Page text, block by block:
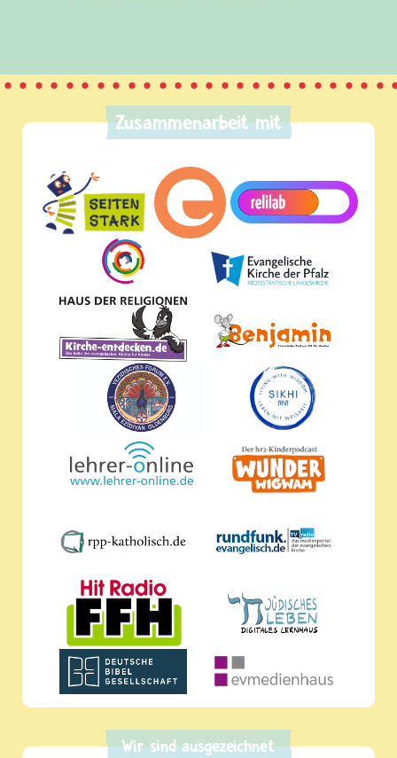
Zusammenarbeit mit
Wir sind ausgezeichnet